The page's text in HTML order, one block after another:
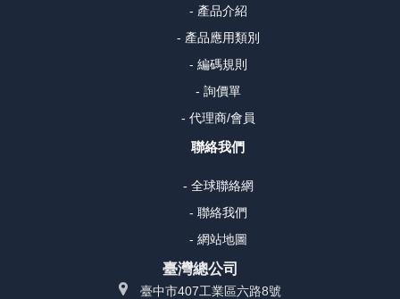
- 產品介紹
- 產品應用類別
- 編碼規則
- 詢價單
- 代理商/會員
聯絡我們
- 全球聯絡網
- 聯絡我們
- 網站地圖
臺灣總公司
臺中市407工業區六路8號